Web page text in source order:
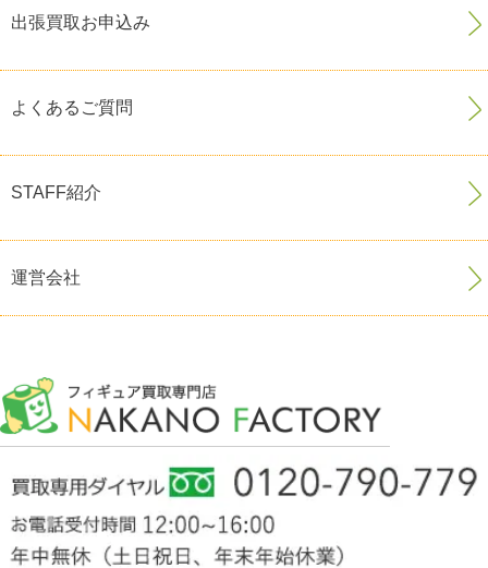
出張買取お申込み
よくあるご質問
STAFF紹介
運営会社